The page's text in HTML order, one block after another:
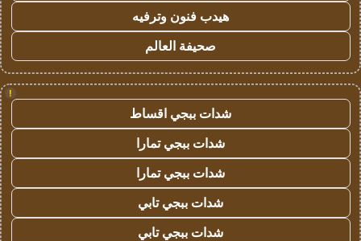
هيدب فنون وترفيه
صحيفة العالم
!
شدات ببجي اقساط
شدات ببجي تمارا
شدات ببجي تمارا
شدات ببجي تابي
شدات ببجي تابي